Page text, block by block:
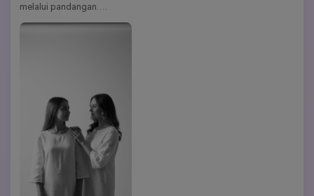
melalui pandangan.
Kata kunci gaya:Monokrom|Minimal|elegan|intim|abadi